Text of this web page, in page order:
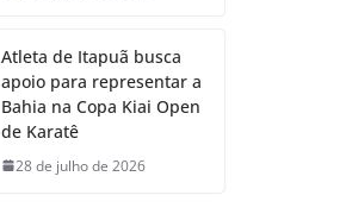
Atleta de Itapuã busca
apoio para representar a
Bahia na Copa Kiai Open
de Karatê
28 de julho de 2026